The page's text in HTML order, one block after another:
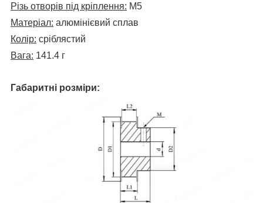
Різь отворів під кріплення: М5
Матеріал: алюмінієвий сплав
Колір: сріблястий
Вага: 141.4 г
Габаритні розміри: